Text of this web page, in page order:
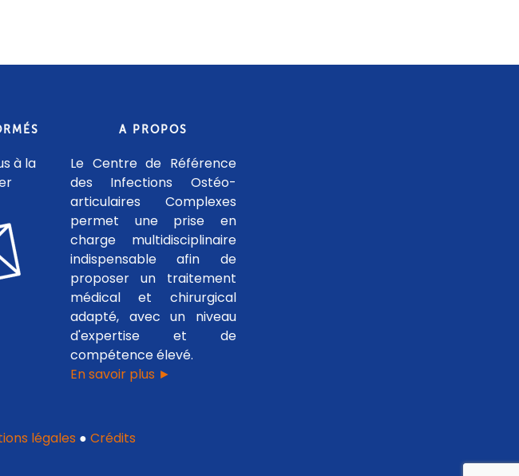
à la
A PROPOS
Le Centre de Référence
des Infections Ostéo-
articulaires Complexes
permet une prise en
charge multidisciplinaire
indispensable afin de
proposer un traitement
médical et chirurgical
adapté, avec un niveau
d'expertise et de
compétence élevé.
En savoir plus ►
légales ● Crédits